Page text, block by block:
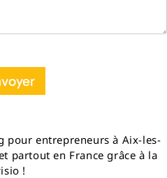
pour entrepreneurs à Aix-les-
partout en France grâce à la
!